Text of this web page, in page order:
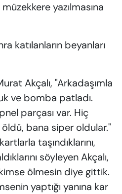
yazılmasına
katılanların beyanları
Akçalı, "Arkadaşımla
ve bomba patladı.
parçası var. Hiç
öldü, bana siper oldular."
taşındıklarını,
söyleyen Akçalı,
ölmesin diye gittik.
yaptığı yanına kar